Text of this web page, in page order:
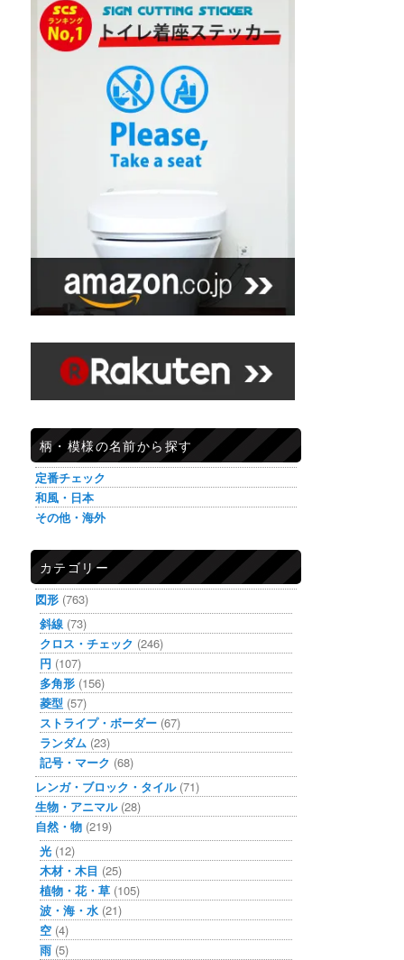
柄・模様の名前から探す
定番チェック
和風・日本
その他・海外
カテゴリー
図形 (763)
斜線 (73)
クロス・チェック (246)
円 (107)
多角形 (156)
菱型 (57)
ストライプ・ボーダー (67)
ランダム (23)
記号・マーク (68)
レンガ・ブロック・タイル(71)
生物・アニマル(28)
自然・物 (219)
光 (12)
木材・木目 (25)
植物・花・草 (105)
波・海・水 (21)
空 (4)
雨 (5)